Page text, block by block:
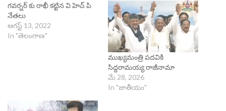
గవర్నర్ కు రాఖీ కట్టిన వి హెచ్ పి
నేతలు
ఆగస్ట్ 13, 2022
In "తెలంగాణ"
ముఖ్యమంత్రి పదవికి
సిద్దరామయ్య రాజీనామా
మే 28, 2026
In "జాతీయం"